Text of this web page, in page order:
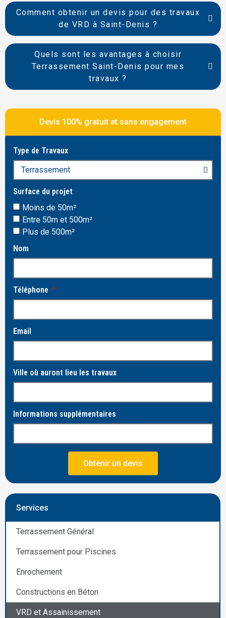
Comment obtenir un devis pour des travaux
de VRD à Saint-Denis ?
Quels sont les avantages à choisir
Terrassement Saint-Denis pour mes
travaux ?
Devis 100% gratuit et sans engagement
Type de Travaux
Surface du projet
Moins de 50m²
Entre 50m et 500m²
Plus de 500m²
Nom
Téléphone
Email
Ville où auront lieu les travaux
Informations supplémentaires
Obtenir un devis
Services
Terrassement Général
Terrassement pour Piscines
Enrochement
Constructions en Béton
VRD et Assainissement